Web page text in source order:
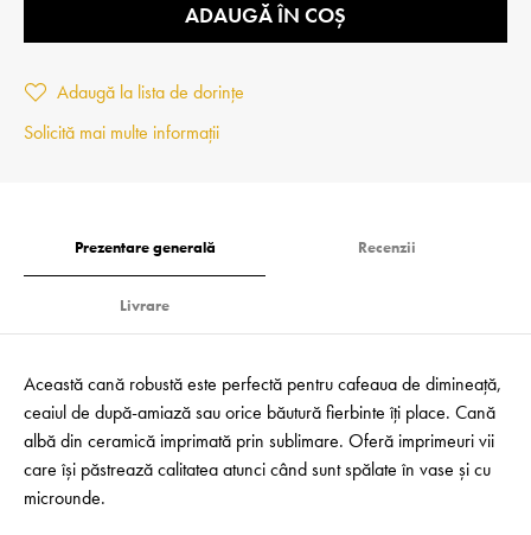
ADAUGĂ ÎN COȘ
Adaugă la lista de dorințe
Solicită mai multe informații
Prezentare generală Recenzii
Livrare
Această cană robustă este perfectă pentru cafeaua de dimineață,
ceaiul de după-amiază sau orice băutură fierbinte îți place. Cană
albă din ceramică imprimată prin sublimare. Oferă imprimeuri vii
care își păstrează calitatea atunci când sunt spălate în vase și cu
microunde.